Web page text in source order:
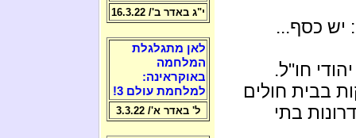
יש כסף...
חו"ל.
בבית חולים
בתי
י"ג באדר ב'/ 16.3.22
לאן מתגלגלת
המלחמה
באוקראינה:
למלחמת עולם 3!
ל' באדר א'/ 3.3.22